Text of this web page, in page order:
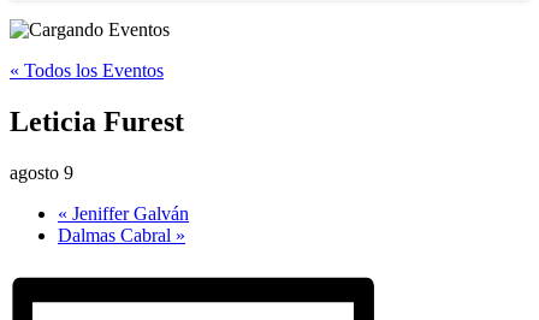
« Todos los Eventos
Leticia Furest
agosto 9
« Jeniffer Galván
Dalmas Cabral »